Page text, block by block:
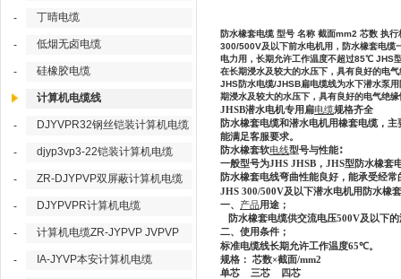
- 丁晴电缆
- 低烟无卤电缆
- 硅橡胶电缆
计算机电缆线
- DJYVPR32钢丝铠装计算机电缆
- djyp3vp3-22铠装计算机电缆
- ZR-DJYPVP双屏蔽计算机电缆
- DJYPVPR计算机电缆
- 计算机电缆ZR-JYPVP JVPVP
- IA-JYVP本安计算机电缆
防水橡套电缆 型号 名称 截面mm2 芯数 执行
300/500V及以下前水电机用，防水橡套电
电力用，长期允许工作温度不超过85℃ JHS
在长期浸水及较大的水压下，具有良好的电
JHS防水电缆/JHSB扁电缆线为水下潜水泵
期浸水及较大的水压下，具有良好的电气绝
JHSB潜水电机专用扁电缆规格齐全
防水橡套电缆和潜水电机用橡套电缆，
能满足客服要求。
防水橡套软电线型号与性能∶
一般型号为JHS JHSB ， JHS型防水橡套
防水橡套电线弯曲性能良好，能承受经常
JHS 300/500V及以下潜水电机用防水橡
一、 产品用途；
防水橡套电缆供交流电压500V及以下
二、使用条件；
标准电缆线长期允许工作温度65℃。
规格： 芯数×截面/mm2
单芯
三芯
四芯